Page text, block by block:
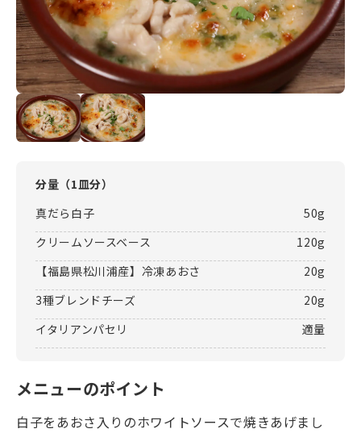
分量（1皿分）
真だら白子
50g
クリームソースベース
120g
【福島県松川浦産】冷凍あおさ
20g
3種ブレンドチーズ
20g
イタリアンパセリ
適量
メニューのポイント
白子をあおさ入りのホワイトソースで焼きあげまし